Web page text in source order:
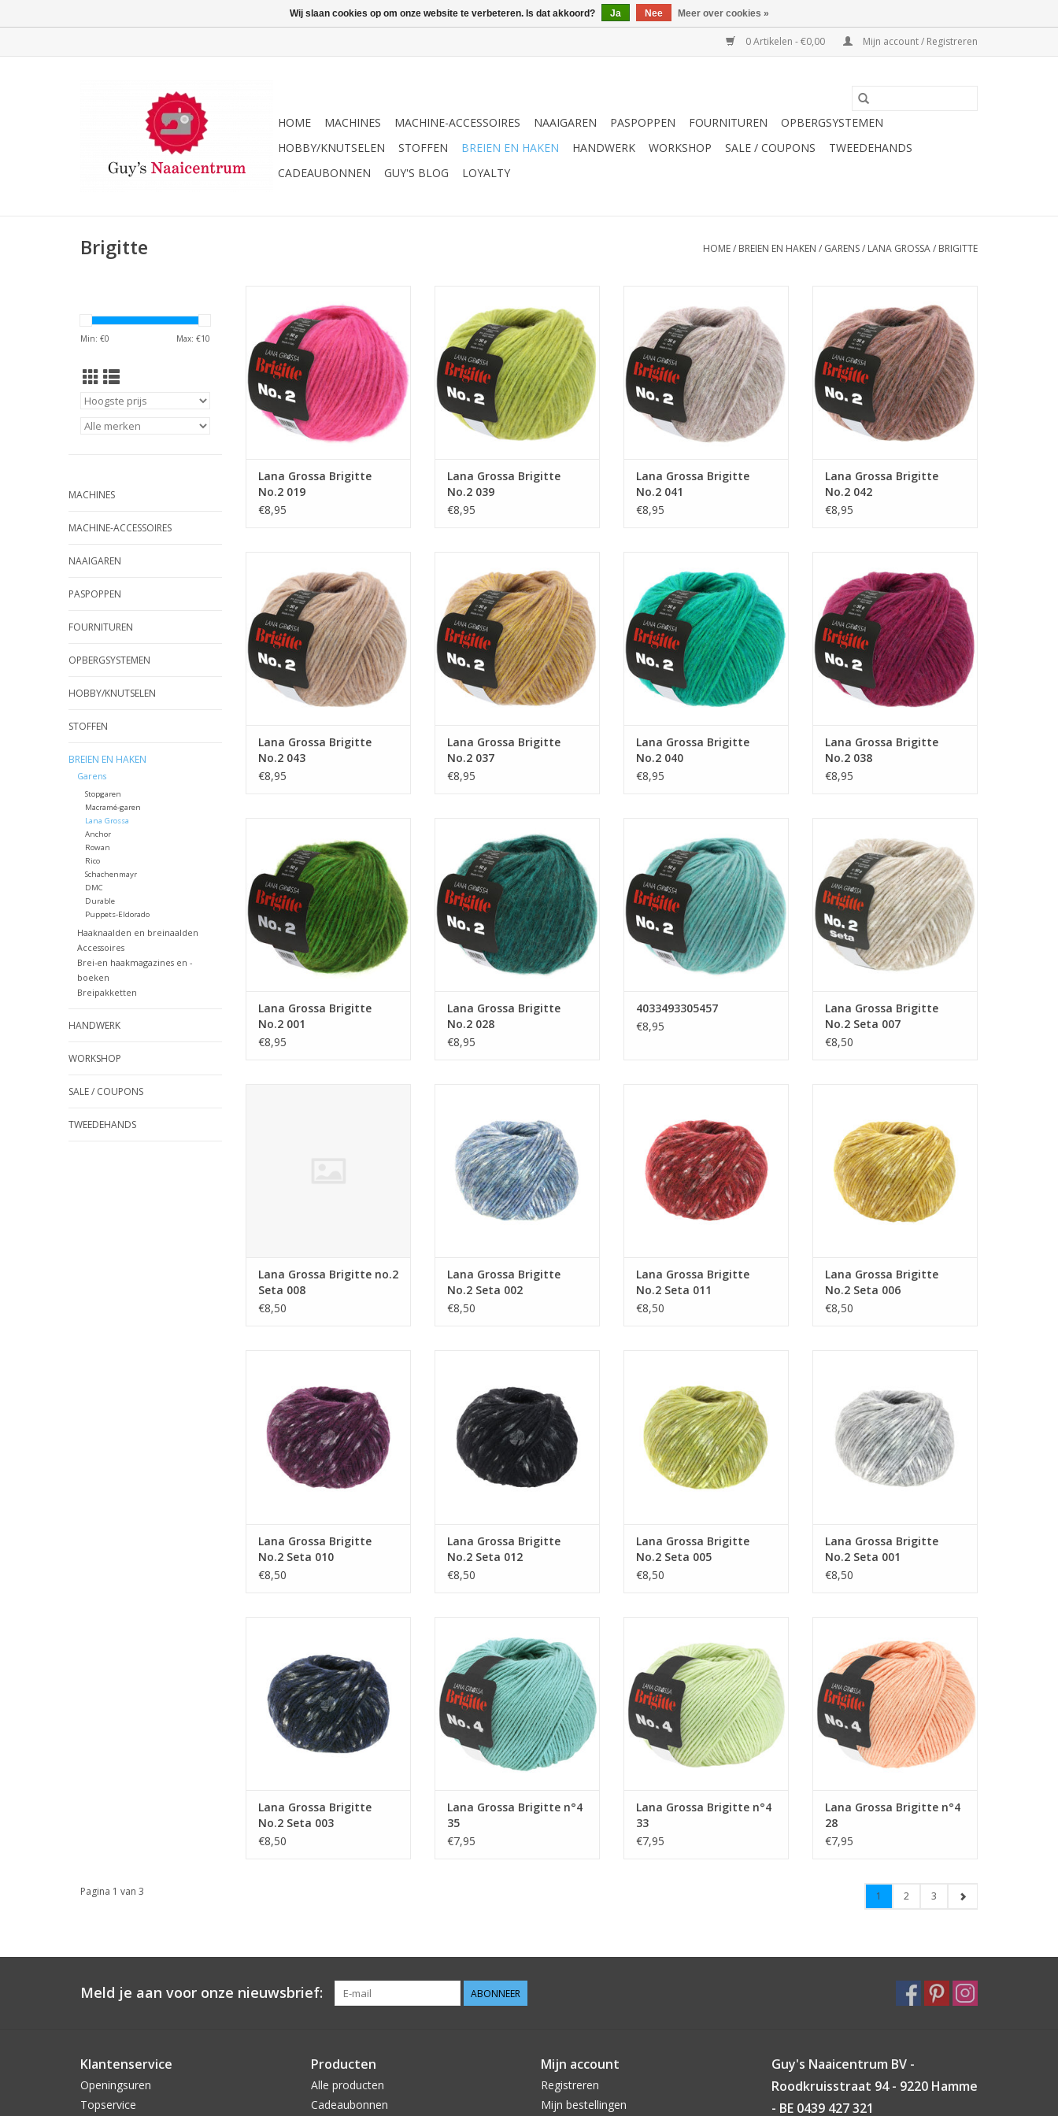
0 Artikelen - €0,00 Mijn account / Registreren
HOME MACHINES MACHINE-ACCESSOIRES NAAIGAREN PASPOPPEN FOURNITUREN
OPBERGSYSTEMEN
HOBBY/KNUTSELEN
STOFFEN BREIEN EN HAKEN HANDWERK WORKSHOP SALE / COUPONS
TWEEDEHANDS
CADEAUBONNEN
GUY'S BLOG LOYALTY
Brigitte HOME/ BREIEN EN HAKEN / GARENS/ LANA GROSSA/ BRIGITTE
Min: €0 Max: €10
MACHINES
MACHINE-ACCESSOIRES
NAAIGAREN
PASPOPPEN
FOURNITUREN
OPBERGSYSTEMEN
HOBBY/KNUTSELEN
STOFFEN
BREIEN EN HAKEN
Garens
Stopgaren
Macramé-garen
Lana Grossa
Anchor
Rowan
Rico
Schachenmayr
DMC
Durable
Puppets-Eldorado
Haaknaalden en breinaalden
Accessoires
Brei-en haakmagazines en -
boeken
Breipakketten
HANDWERK
WORKSHOP
SALE / COUPONS
TWEEDEHANDS
TOEVOEGEN AAN WINKELWAGEN
Lana Grossa Brigitte
No.2 019
€8,95
TOEVOEGEN AAN WINKELWAGEN
Lana Grossa Brigitte
No.2 039
€8,95
TOEVOEGEN AAN WINKELWAGEN
Lana Grossa Brigitte
No.2 041
€8,95
TOEVOEGEN AAN WINKELWAGEN
Lana Grossa Brigitte
No.2 042
€8,95
TOEVOEGEN AAN WINKELWAGEN
Lana Grossa Brigitte
No.2 043
€8,95
TOEVOEGEN AAN WINKELWAGEN
Lana Grossa Brigitte
No.2 037
€8,95
TOEVOEGEN AAN WINKELWAGEN
Lana Grossa Brigitte
No.2 040
€8,95
TOEVOEGEN AAN WINKELWAGEN
Lana Grossa Brigitte
No.2 038
€8,95
TOEVOEGEN AAN WINKELWAGEN
Lana Grossa Brigitte
No.2 001
€8,95
TOEVOEGEN AAN WINKELWAGEN
Lana Grossa Brigitte
No.2 028
€8,95
TOEVOEGEN AAN WINKELWAGEN
4033493305457
€8,95
007
TOEVOEGEN AAN WINKELWAGEN
Lana Grossa Brigitte
No.2 Seta 007
€8,50
Lana Grossa Brigitte no.2
Seta 008
€8,50
TOEVOEGEN AAN WINKELWAGEN
Lana Grossa Brigitte
No.2 Seta 002
€8,50
TOEVOEGEN AAN WINKELWAGEN
Lana Grossa Brigitte
No.2 Seta 011
€8,50
TOEVOEGEN AAN WINKELWAGEN
Lana Grossa Brigitte
No.2 Seta 006
€8,50
TOEVOEGEN AAN WINKELWAGEN
Lana Grossa Brigitte
No.2 Seta 010
€8,50
TOEVOEGEN AAN WINKELWAGEN
Lana Grossa Brigitte
No.2 Seta 012
€8,50
TOEVOEGEN AAN WINKELWAGEN
Lana Grossa Brigitte
No.2 Seta 005
€8,50
TOEVOEGEN AAN WINKELWAGEN
Lana Grossa Brigitte
No.2 Seta 001
€8,50
TOEVOEGEN AAN WINKELWAGEN
Lana Grossa Brigitte
No.2 Seta 003
€8,50
TOEVOEGEN AAN WINKELWAGEN
Lana Grossa Brigitte n°4
35
€7,95
TOEVOEGEN AAN WINKELWAGEN
Lana Grossa Brigitte n°4
33
€7,95
TOEVOEGEN AAN WINKELWAGEN
Lana Grossa Brigitte n°4
28
€7,95
Pagina 1 van 3 1 2 3
Meld je aan voor onze nieuwsbrief: ABONNEER
Klantenservice
Openingsuren
Topservice
Producten
Alle producten
Cadeaubonnen
Mijn account
Registreren
Mijn bestellingen
Guy's Naaicentrum BV -
Roodkruisstraat 94 - 9220 Hamme
- BE 0439 427 321
Wij slaan cookies op om onze website te verbeteren. Is dat akkoord? Ja Nee Meer over cookies »